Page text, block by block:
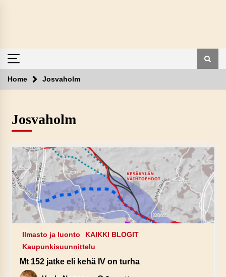
Home Josvaholm
Josvaholm
Ilmasto ja luonto
KAIKKI BLOGIT
Kaupunkisuunnittelu
Mt 152 jatke eli kehä IV on turha